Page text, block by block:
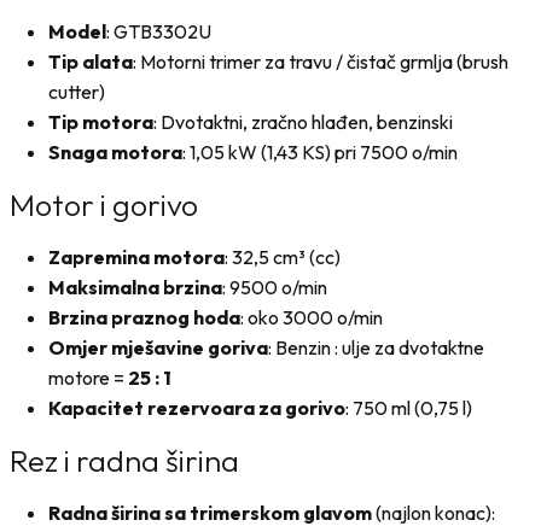
Model: GTB3302U
Tip alata: Motorni trimer za travu / čistač grmlja (brush
cutter)
Tip motora: Dvotaktni, zračno hlađen, benzinski
Snaga motora: 1,05 kW (1,43 KS) pri 7500 o/min
Motor i gorivo
Zapremina motora: 32,5 cm³ (cc)
Maksimalna brzina: 9500 o/min
Brzina praznog hoda: oko 3000 o/min
Omjer mješavine goriva: Benzin : ulje za dvotaktne
motore = 25 : 1
Kapacitet rezervoara za gorivo: 750 ml (0,75 l)
Rez i radna širina
Radna širina sa trimerskom glavom(najlon konac):